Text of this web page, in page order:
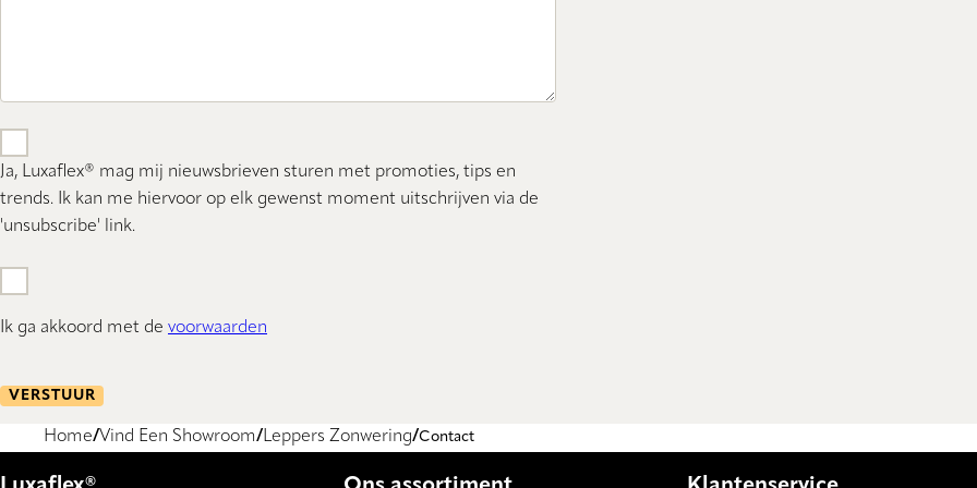
Ja, Luxaflex® mag mij nieuwsbrieven sturen met promoties, tips en
trends. Ik kan me hiervoor op elk gewenst moment uitschrijven via de
'unsubscribe' link.
Ik ga akkoord met de voorwaarden
VERSTUUR
Home Vind Een Showroom Leppers Zonwering Contact